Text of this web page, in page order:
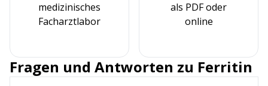
medizinisches
Facharztlabor
als PDF oder
online
Fragen und Antworten zu Ferritin